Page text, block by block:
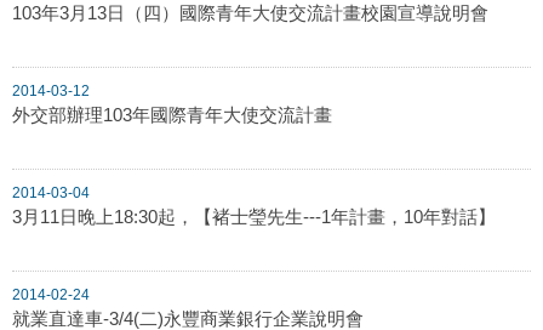
103年3月13日（四）國際青年大使交流計畫校園宣導說明會
2014-03-12
外交部辦理103年國際青年大使交流計畫
2014-03-04
3月11日晚上18:30起，【褚士瑩先生---1年計畫，10年對話】
2014-02-24
就業直達車-3/4(二)永豐商業銀行企業說明會